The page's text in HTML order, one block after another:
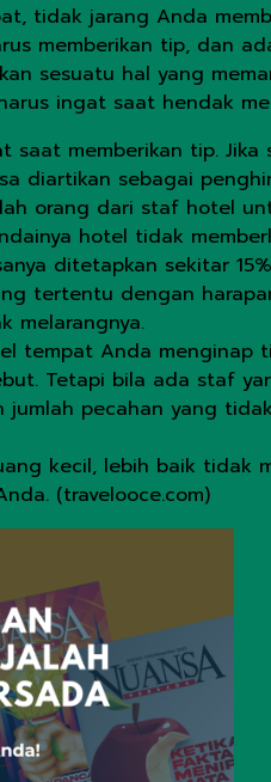
tidak jarang Anda
memberikan tip, dan
sesuatu hal yang
ingat saat hendak
saat memberikan tip.
diartikan sebagai
orang dari staf hotel
hotel tidak
ditetapkan sekitar
tertentu dengan
melarangnya.
tempat Anda
Tetapi bila ada staf
jumlah pecahan yang
kecil, lebih baik tidak
(travelooce.com)